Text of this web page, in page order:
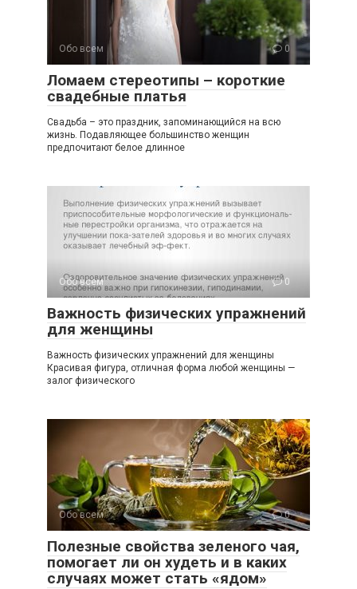
Обо всем 0
Ломаем стереотипы – короткие
свадебные платья
Свадьба – это праздник, запоминающийся на всю
жизнь. Подавляющее большинство женщин
предпочитают белое длинное
Обо всем 0
Важность физических упражнений
для женщины
Важность физических упражнений для женщины
Красивая фигура, отличная форма любой женщины —
залог физического
Обо всем 0
Полезные свойства зеленого чая,
помогает ли он худеть и в каких
случаях может стать «ядом»